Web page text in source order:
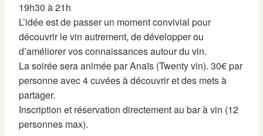
19h30 à 21h
L’idée est de passer un moment convivial pour
découvrir le vin autrement, de développer ou
d’améliorer vos connaissances autour du vin.
La soirée sera animée par Anaïs (Twenty vin). 30€ par
personne avec 4 cuvées à découvrir et des mets à
partager.
Inscription et réservation directement au bar à vin (12
personnes max).